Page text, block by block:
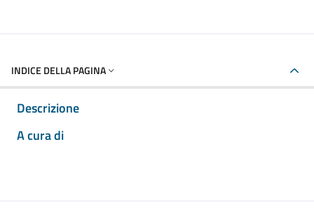
INDICE DELLA PAGINA
Descrizione
A cura di